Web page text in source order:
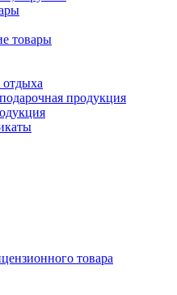
товары
отдыха
продукция
товара